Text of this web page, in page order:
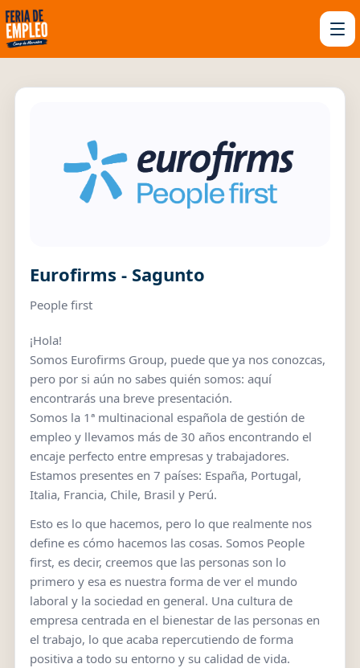
Eurofirms - Sagunto
People first
¡Hola!
Somos Eurofirms Group, puede que ya nos conozcas,
pero por si aún no sabes quién somos: aquí
encontrarás una breve presentación.
Somos la 1ª multinacional española de gestión de
empleo y llevamos más de 30 años encontrando el
encaje perfecto entre empresas y trabajadores.
Estamos presentes en 7 países: España, Portugal,
Italia, Francia, Chile, Brasil y Perú.
Esto es lo que hacemos, pero lo que realmente nos
define es cómo hacemos las cosas. Somos People
first, es decir, creemos que las personas son lo
primero y esa es nuestra forma de ver el mundo
laboral y la sociedad en general. Una cultura de
empresa centrada en el bienestar de las personas en
el trabajo, lo que acaba repercutiendo de forma
positiva a todo su entorno y su calidad de vida.